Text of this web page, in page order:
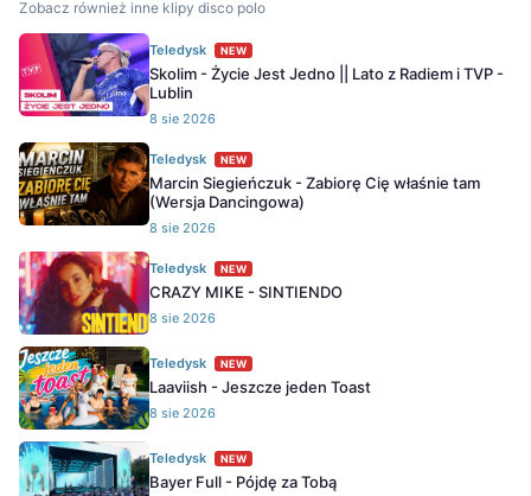
Zobacz również inne klipy disco polo
Teledysk NEW
Skolim - Życie Jest Jedno || Lato z Radiem i TVP -
Lublin
8 sie 2026
Teledysk NEW
Marcin Siegieńczuk - Zabiorę Cię właśnie tam
(Wersja Dancingowa)
8 sie 2026
Teledysk NEW
CRAZY MIKE - SINTIENDO
8 sie 2026
Teledysk NEW
Laaviish - Jeszcze jeden Toast
8 sie 2026
Teledysk NEW
Bayer Full - Pójdę za Tobą